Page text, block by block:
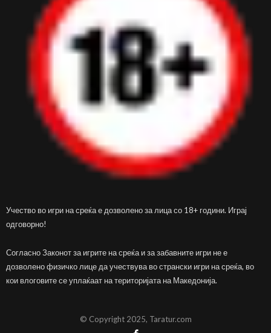
Учество во игри на среќа е дозволено за лица со 18+ години. Играј
одговорно!
Согласно Законот за игрите на среќа и за забавните игри не е
дозволено физичко лице да учествува во странски игри на среќа, во
кои влоговите се уплаќаат на територијата на Македонија.
© Copyright 2025, Taratur.com